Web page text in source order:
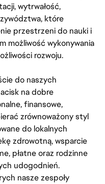
wytrwałość,
które
przestrzeni do nauki i
możliwość wykonywania
rozwoju.
do naszych
na dobre
finansowe,
zrównoważony styl
do lokalnych
zdrowotną, wsparcie
płatne oraz rodzinne
udogodnień.
nasze zespoły